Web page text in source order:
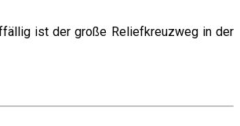
ist der große Reliefkreuzweg in der